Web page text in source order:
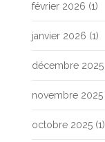
février 2026 (1)
janvier 2026 (1)
décembre 2025
novembre 2025
octobre 2025 (1)